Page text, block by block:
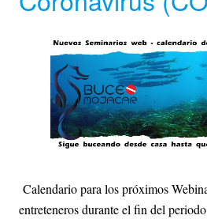
Calendario para los próximos
entreteneros durante el fin del